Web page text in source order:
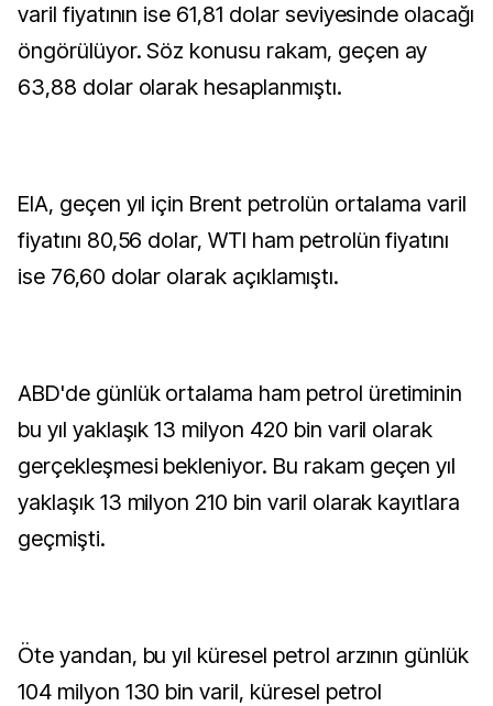
varil fiyatının ise 61,81 dolar seviyesinde olacağı
öngörülüyor. Söz konusu rakam, geçen ay
63,88 dolar olarak hesaplanmıştı.
EIA, geçen yıl için Brent petrolün ortalama varil
fiyatını 80,56 dolar, WTI ham petrolün fiyatını
ise 76,60 dolar olarak açıklamıştı.
ABD'de günlük ortalama ham petrol üretiminin
bu yıl yaklaşık 13 milyon 420 bin varil olarak
gerçekleşmesi bekleniyor. Bu rakam geçen yıl
yaklaşık 13 milyon 210 bin varil olarak kayıtlara
geçmişti.
Öte yandan, bu yıl küresel petrol arzının günlük
104 milyon 130 bin varil, küresel petrol